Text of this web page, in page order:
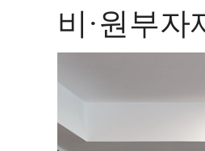
비·원부자